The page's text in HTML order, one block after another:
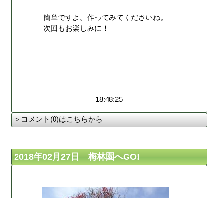
簡単ですよ。作ってみてくださいね。
次回もお楽しみに！
18:48:25
＞コメント(0)はこちらから
2018年02月27日 梅林園へGO!